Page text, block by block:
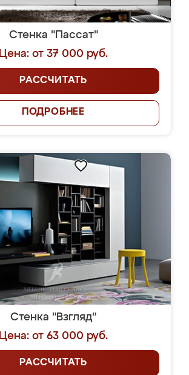
Стенка "Пассат"
Цена: от 37 000 руб.
РАССЧИТАТЬ
ПОДРОБНЕЕ
Стенка "Взгляд"
Цена: от 63 000 руб.
РАССЧИТАТЬ